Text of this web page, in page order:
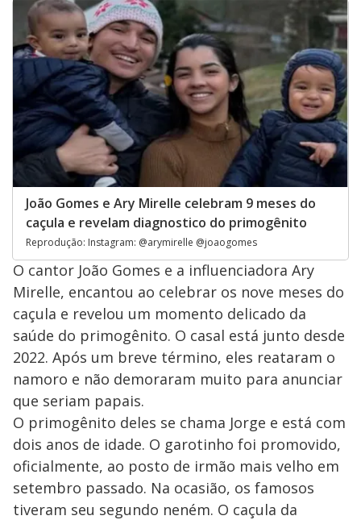
Opens in new window
João Gomes e Ary Mirelle celebram 9 meses do
caçula e revelam diagnostico do primogênito
Reprodução: Instagram: @arymirelle @joaogomes
O cantor João Gomes e a influenciadora Ary
Mirelle, encantou ao celebrar os nove meses do
caçula e revelou um momento delicado da
saúde do primogênito. O casal está junto desde
2022. Após um breve término, eles reataram o
namoro e não demoraram muito para anunciar
que seriam papais.
O primogênito deles se chama Jorge e está com
dois anos de idade. O garotinho foi promovido,
oficialmente, ao posto de irmão mais velho em
setembro passado. Na ocasião, os famosos
tiveram seu segundo neném. O caçula da